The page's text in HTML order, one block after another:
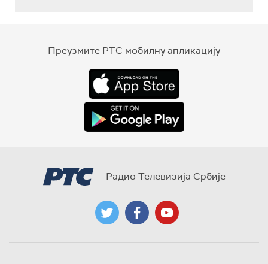
Преузмите РТС мобилну апликацију
Радио Телевизија Србије